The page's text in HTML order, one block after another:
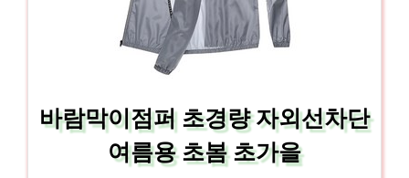
바람막이점퍼 초경량 자외선차단
여름용 초봄 초가을